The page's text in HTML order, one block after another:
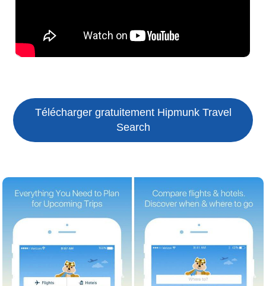
Télécharger gratuitement Hipmunk Travel
Search